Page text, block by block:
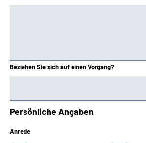
Beziehen Sie sich auf einen Vorgang?
Persönliche Angaben
Anrede